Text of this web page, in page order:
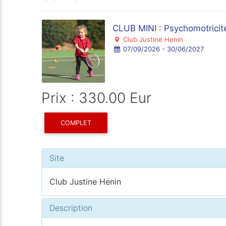
CLUB MINI :
Club Justine Henin
07/09/2026 - 30/06/2027
Prix : 330.00 Eur
COMPLET
Site
Club Justine Henin
Description